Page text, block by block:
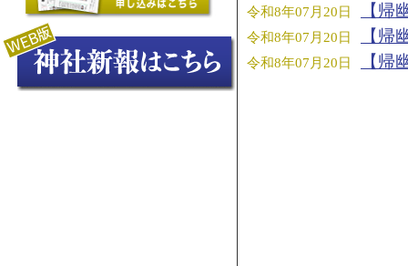
令和8年07月20日 【
令和8年07月20日 【
令和8年07月20日 【